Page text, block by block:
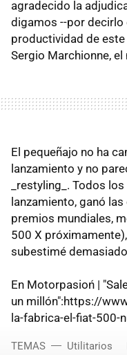
agradecido la
digamos --por decirlo
productividad de
Sergio Marchionne,
El pequeñajo no ha
lanzamiento y no
_restyling_. Todos
lanzamiento, ganó
premios mundiales,
500 X
subestimé
En Motorpasioń |
un millón":https://
la-fabrica-el-fiat-500-
TEMAS Utilitarios